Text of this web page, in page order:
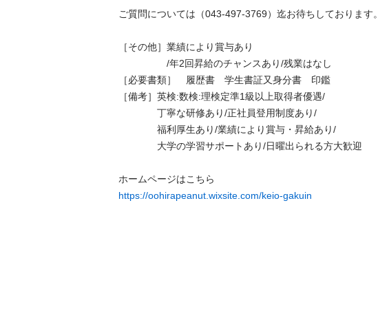
ご質問については（043-497-3769）迄お待ちしております。
［その他］業績により賞与あり
/年2回昇給のチャンスあり/残業はなし
［必要書類］　履歴書　学生書証又身分書　印鑑
［備考］英検:数検:理検定準1級以上取得者優遇/
丁寧な研修あり/正社員登用制度あり/
福利厚生あり/業績により賞与・昇給あり/
大学の学習サポートあり/日曜出られる方大歓迎
https://oohirapeanut.wixsite.com/keio-gakuin